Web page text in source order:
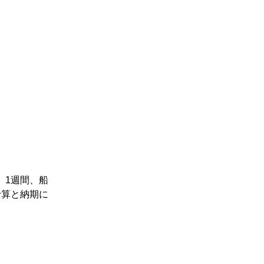
1週間、船
と納期に